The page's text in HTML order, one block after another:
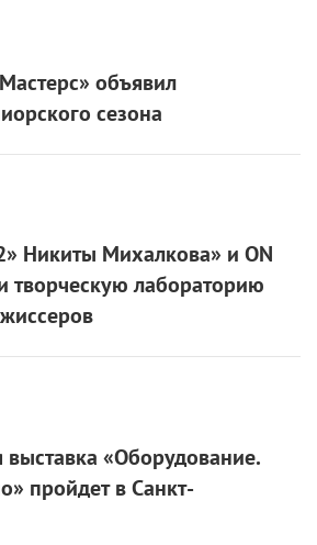
быть неожиданным, важен
что это — его игра.
изучили все фильмы, в которых
выделите фрагмент текста и
Пикачу